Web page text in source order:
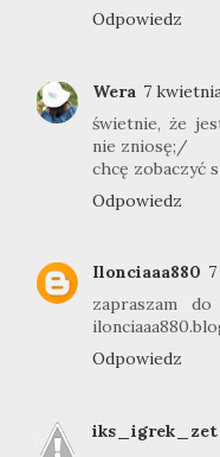
Odpowiedz
Wera 7
świetnie, że
nie zniosę;/
chcę zobaczyć
Odpowiedz
Ilonciaaa880
zapraszam
Odpowiedz
iks_igrek_zet